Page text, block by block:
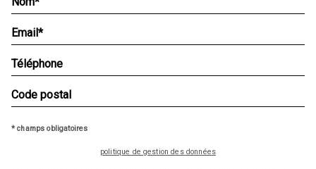
* champs obligatoires
politique de gestion des données